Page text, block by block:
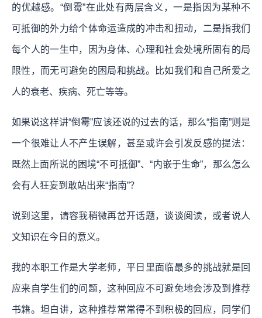
的优越感。“倒霉”在此处有两层含义，一是指因为某种不
可抵御的外力给个体命运造成的冲击和扭动，二是指我们
每个人的一生中，因为身体、心理和社会处境所固有的局
限性，而无可避免的困局和挑战。比如我们和自己所爱之
人的衰老、疾病、死亡等等。
如果说这样讲“倒霉”应该还说的过去的话，那么“指南”则是
一个很难让人不产生误解，甚至或许会引发反感的提法：
既然上面所说的困境“不可抵御”、“内嵌于生命”，那么怎么
会有人狂妄到敢站出来“指南”？
说到这里，请容我稍微再岔开话题，谈谈阅读，或者说人
文知识在今日的意义。
我的本职工作是大学老师，平日里面临最多的挑战就是回
应来自学生们的问题，这种回应不可避免地会涉及到推荐
书籍。坦白讲，这种推荐常常得不到积极的回应，同学们